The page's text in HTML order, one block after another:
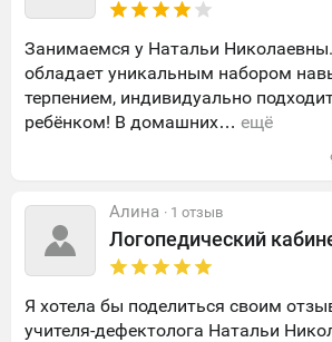
Занимаемся у Натальи
обладает уникальным набором
терпением, индивидуально
ребёнком! В домашних… ещё
Алина · 1 отзыв
Логопедический
Я хотела бы поделиться своим
учителя-дефектолога Натальи